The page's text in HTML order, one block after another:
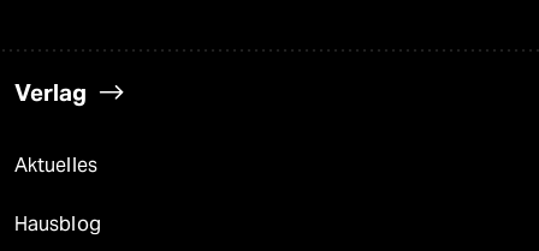
Verlag
Aktuelles
Hausblog